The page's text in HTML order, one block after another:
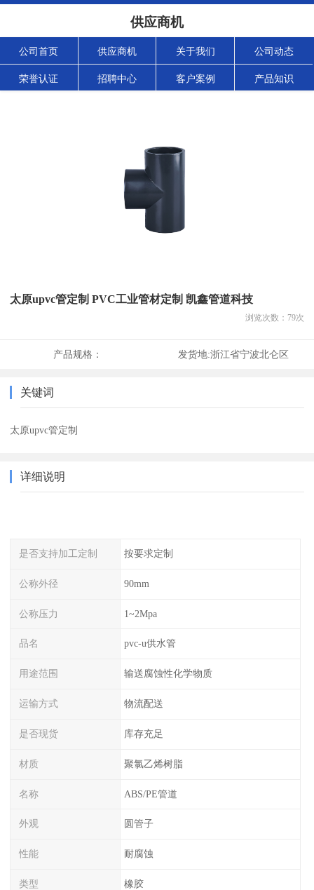
供应商机
公司首页 供应商机 关于我们 公司动态
荣誉认证 招聘中心 客户案例 产品知识
太原upvc管定制 PVC工业管材定制 凯鑫管道科技
浏览次数： 79次
产品规格： 发货地:浙江省宁波北仑区
关键词
太原upvc管定制
详细说明
是否支持加工定制 按要求定制
公称外径 90mm
公称压力 1~2Mpa
品名 pvc-u供水管
用途范围 输送腐蚀性化学物质
运输方式 物流配送
是否现货 库存充足
材质 聚氯乙烯树脂
名称 ABS/PE管道
外观 圆管子
性能 耐腐蚀
类型 橡胶